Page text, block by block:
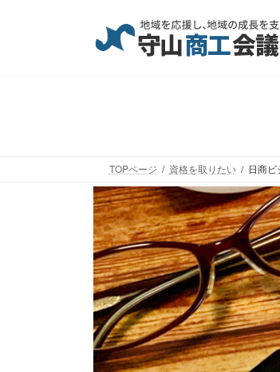
TOPページ 資格を取りたい 日商